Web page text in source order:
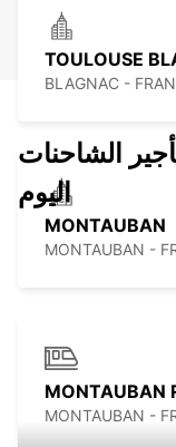
TOULOUSE
BLAGNAC -
MONTAUBAN
MONTAUBAN -
MONTAUBAN
MONTAUBAN -
الشاحنات
اليوم